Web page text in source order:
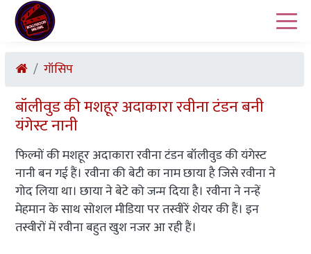
गॉसिप
बॉलीवुड की मशहूर अदाकारा रवीना टंडन बनी
यंगेस्ट नानी
फिल्मों की मशहूर अदाकारा रवीना टंडन बॉलीवुड की यंगेस्ट
नानी बन गई हैं। रवीना की बेटी का नाम छाया है जिसे रवीना ने
गोद लिया था। छाया ने बेटे को जन्म दिया है। रवीना ने नन्हें
मेहमान के साथ सोशल मीडिया पर तस्वीरें शेयर की हैं। इन
तस्वीरों में रवीना बहुत खुश नजर आ रही हैं।